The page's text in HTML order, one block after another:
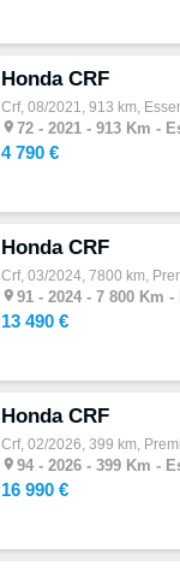
Honda CRF
 72 - 2021 - 913 Km -
4 790 €
Honda CRF
 91 - 2024 - 7 800 Km -
13 490 €
Honda CRF
 94 - 2026 - 399 Km -
16 990 €